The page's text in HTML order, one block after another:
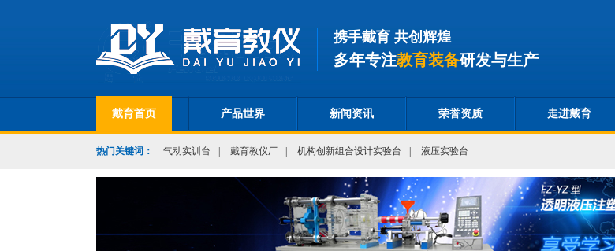
携手戴育 共创辉煌
多年专注教育装备研发与生产
戴育首页 产品世界 新闻资讯 荣誉资质 走进戴育
热门关键词： 气动实训台 戴育教仪厂 机构创新组合设计实验台 液压实验台